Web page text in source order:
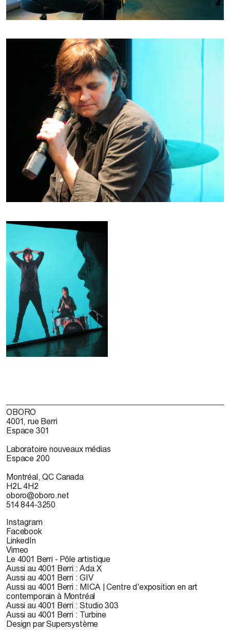
OBORO
4001, rue Berri
Espace 301
Laboratoire nouveaux médias
Espace 200
Montréal, QC Canada
H2L 4H2
oboro@oboro.net
514 844-3250
Instagram
Facebook
LinkedIn
Vimeo
Le 4001 Berri - Pôle artistique
Aussi au 4001 Berri : Ada X
Aussi au 4001 Berri : GIV
Aussi au 4001 Berri : MICA | Centre d'exposition en art
contemporain à Montréal
Aussi au 4001 Berri : Studio 303
Aussi au 4001 Berri : Turbine
Design par Supersystème